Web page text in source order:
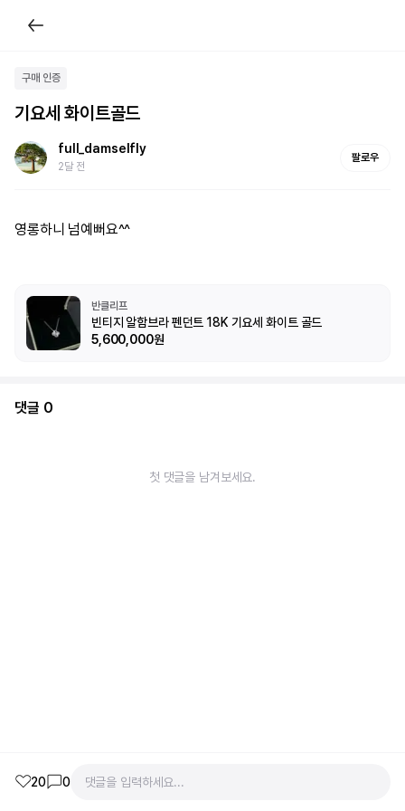
구매 인증
기요세 화이트골드
full_damselfly
2달 전
팔로우
영롱하니 넘예뻐요^^
반클리프
빈티지 알함브라 펜던트 18K 기요세 화이트 골드
5,600,000원
댓글 0
첫 댓글을 남겨보세요.
20 0 댓글을 입력하세요...